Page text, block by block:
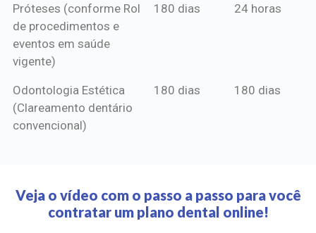
Próteses (conforme Rol
de procedimentos e
eventos em saúde
vigente)
180 dias 24 horas
Odontologia Estética
(Clareamento dentário
convencional)
180 dias 180 dias
Veja o vídeo com o passo a passo para você
contratar um plano dental online!